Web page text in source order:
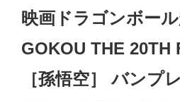
映画ドラゴンボー
GOKOU THE 20TH
［孫悟空］ バンプ